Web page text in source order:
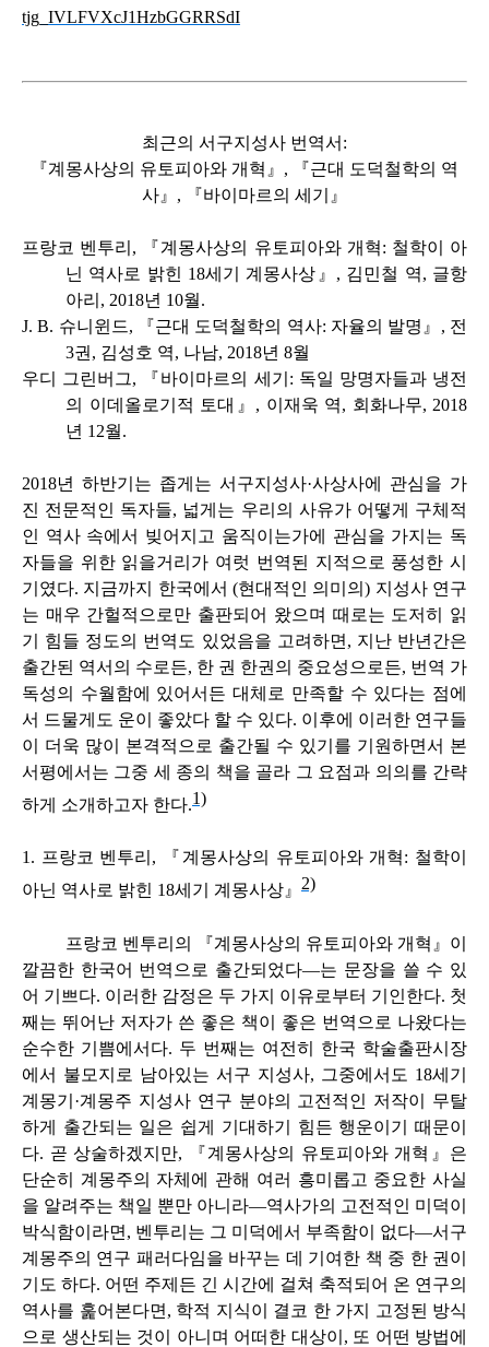
tjg_IVLFVXcJ1HzbGGRRSdI
최근의 서구지성사 번역서:
『계몽사상의 유토피아와 개혁』, 『근대 도덕철학의 역
사』, 『바이마르의 세기』
프랑코 벤투리, 『계몽사상의 유토피아와 개혁: 철학이 아
닌 역사로 밝힌 18세기 계몽사상』, 김민철 역, 글항
아리, 2018년 10월.
J. B. 슈니윈드, 『근대 도덕철학의 역사: 자율의 발명』, 전
3권, 김성호 역, 나남, 2018년 8월
우디 그린버그, 『바이마르의 세기: 독일 망명자들과 냉전
의 이데올로기적 토대』, 이재욱 역, 회화나무, 2018
년 12월.
2018년 하반기는 좁게는 서구지성사·사상사에 관심을 가
진 전문적인 독자들, 넓게는 우리의 사유가 어떻게 구체적
인 역사 속에서 빚어지고 움직이는가에 관심을 가지는 독
자들을 위한 읽을거리가 여럿 번역된 지적으로 풍성한 시
기였다. 지금까지 한국에서 (현대적인 의미의) 지성사 연구
는 매우 간헐적으로만 출판되어 왔으며 때로는 도저히 읽
기 힘들 정도의 번역도 있었음을 고려하면, 지난 반년간은
출간된 역서의 수로든, 한 권 한권의 중요성으로든, 번역 가
독성의 수월함에 있어서든 대체로 만족할 수 있다는 점에
서 드물게도 운이 좋았다 할 수 있다. 이후에 이러한 연구들
이 더욱 많이 본격적으로 출간될 수 있기를 기원하면서 본
서평에서는 그중 세 종의 책을 골라 그 요점과 의의를 간략
하게 소개하고자 한다.1)
1. 프랑코 벤투리, 『계몽사상의 유토피아와 개혁: 철학이
아닌 역사로 밝힌 18세기 계몽사상』 2)
프랑코 벤투리의 『계몽사상의 유토피아와 개혁』이
깔끔한 한국어 번역으로 출간되었다―는 문장을 쓸 수 있
어 기쁘다. 이러한 감정은 두 가지 이유로부터 기인한다. 첫
째는 뛰어난 저자가 쓴 좋은 책이 좋은 번역으로 나왔다는
순수한 기쁨에서다. 두 번째는 여전히 한국 학술출판시장
에서 불모지로 남아있는 서구 지성사, 그중에서도 18세기
계몽기·계몽주 지성사 연구 분야의 고전적인 저작이 무탈
하게 출간되는 일은 쉽게 기대하기 힘든 행운이기 때문이
다. 곧 상술하겠지만, 『계몽사상의 유토피아와 개혁』은
단순히 계몽주의 자체에 관해 여러 흥미롭고 중요한 사실
을 알려주는 책일 뿐만 아니라―역사가의 고전적인 미덕이
박식함이라면, 벤투리는 그 미덕에서 부족함이 없다―서구
계몽주의 연구 패러다임을 바꾸는 데 기여한 책 중 한 권이
기도 하다. 어떤 주제든 긴 시간에 걸쳐 축적되어 온 연구의
역사를 훑어본다면, 학적 지식이 결코 한 가지 고정된 방식
으로 생산되는 것이 아니며 어떠한 대상이, 또 어떤 방법에